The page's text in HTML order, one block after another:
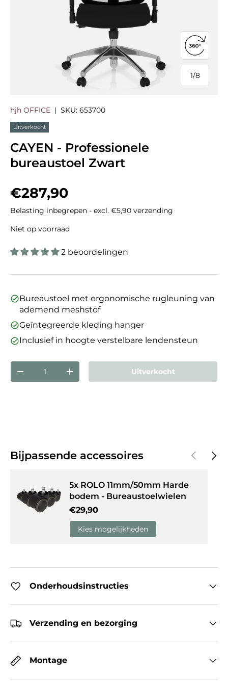
1/
van
8
360°-
hjh OFFICE | SKU: 653700
Uitverkocht
CAYEN - Professionele
bureaustoel Zwart
Reguliere prijs
€287,90
Belasting inbegrepen - excl. €5,90 verzending
Niet op voorraad
2 beoordelingen
Bureaustoel met ergonomische rugleuning van
ademend meshstof
Geïntegreerde kleding hanger
Inclusief in hoogte verstelbare lendensteun
Aantal
Verlaag de hoeveelheidVerhoog de hoeveelheid
Uitverkocht
Bijpassende accessoires Vorige
5x ROLO 11mm/50mm Harde
bodem - Bureaustoelwielen
Reguliere prijs
€29,90
Kies mogelijkheden
Onderhoudsinstructies
Verzending en bezorging
Montage